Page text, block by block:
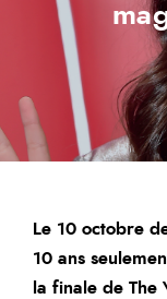
Le 10 octobre
10 ans
la finale de The